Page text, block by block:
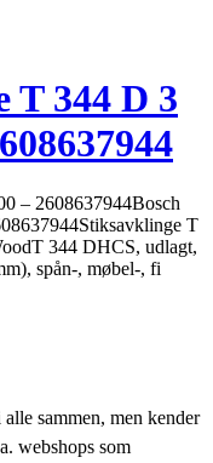
T 344 D 3
– 2608637944Bosch
T
344 DHCS, udlagt,
spån-, møbel-, fi
sammen, men kender
webshops som